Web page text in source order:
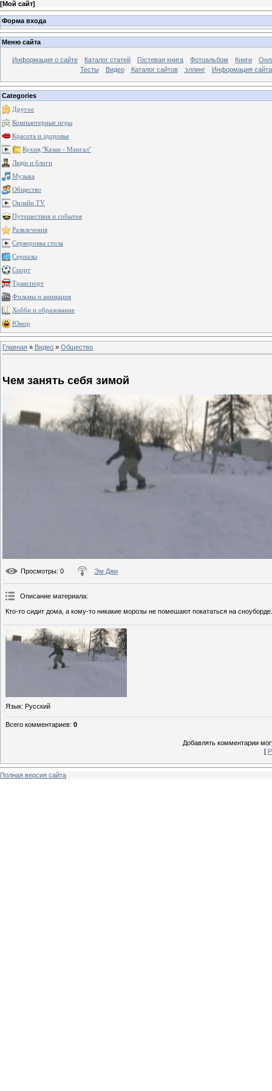
[Мой сайт]
Форма входа
Меню сайта
Информация о сайте Каталог статей Гостевая книга Фотоальбом Книги
Тесты
Видео Каталог сайтов эллинг Информация сайта
Categories
Другое
Компьютерные игры
Красота и здоровье
Кухня,"Казан - Мангал"
Люди и блоги
Музыка
Общество
Онлайн TV
Путешествия и события
Развлечения
Серверовка стола
Сериалы
Спорт
Транспорт
Фильмы и анимация
Хобби и образование
Юмор
Главная » Видео » Общество
Чем занять себя зимой
Просмотры: 0 Эм Джи
Описание материала:
Кто-то сидит дома, а кому-то никакие морозы не помешают покататься на сноуборде.
Язык: Русский
Всего комментариев: 0
Добавлять комментарии
[
Полная версия сайта